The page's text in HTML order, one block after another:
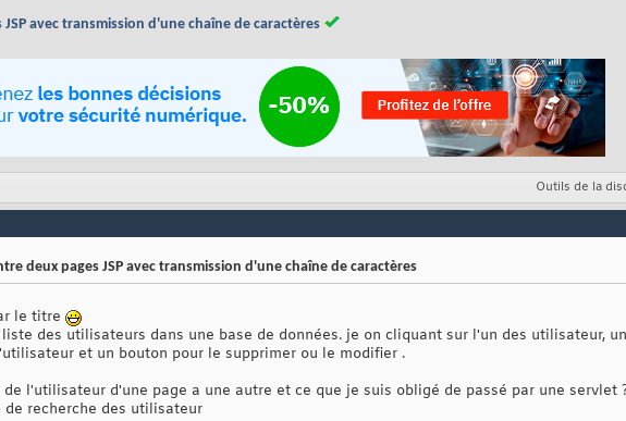
avec transmission d'une chaîne de caractères
Outils de la
deux pages JSP avec transmission d'une chaîne de caractères
le titre
des utilisateurs dans une base de données. je on cliquant sur l'un des utilisateur,
et un bouton pour le supprimer ou le modifier .
l'utilisateur d'une page a une autre et ce que je suis obligé de passé par une servlet
recherche des utilisateur